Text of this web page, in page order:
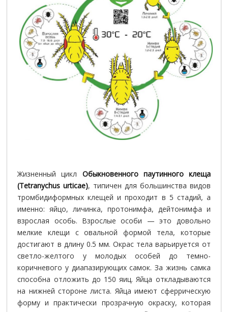
Обыкновенного паутинного клеща
именно: яйцо, личинка, протонимфа, дейтонимфа и
взрослая особь. Взрослые особи — это довольно
мелкие клещи с овальной формой тела, которые
достигают в длину 0.5 мм. Окрас тела варьируется от
светло-желтого у молодых особей до темно-
коричневого у диапазирующих самок. За жизнь самка
способна отложить до 150 яиц. Яйца откладываются
на нижней стороне листа. Яйца имеют сферрическую
форму и практически прозрачную окраску, которая
меняется по мере развития в ней личинки. Спустя
несколько дней из яйца выходит шестиногая личинка,
которая после непродолжительного питания